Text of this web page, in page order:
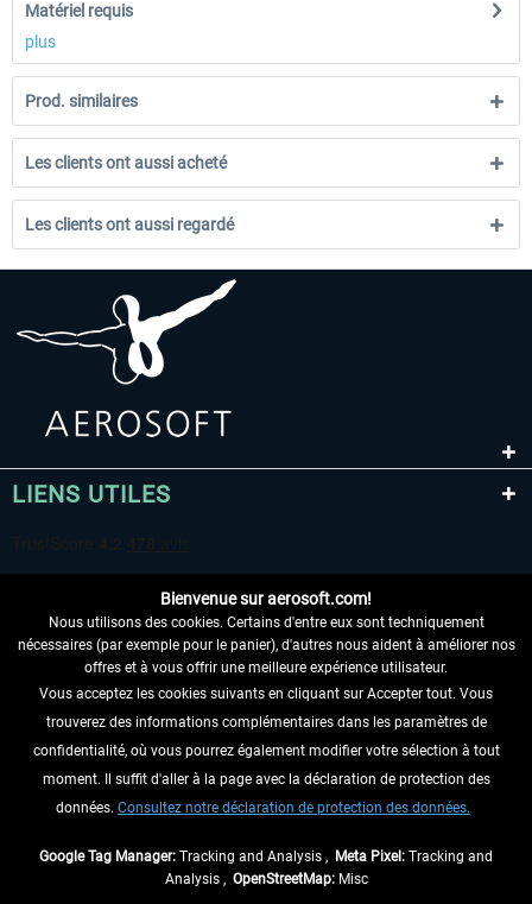
Matériel requis
plus
Prod. similaires
Les clients ont aussi acheté
Les clients ont aussi regardé
LIENS UTILES
RENONCER AU CONTRAT ICI
INFORMATIONS
NE MANQUEZ PAS LES DERNIÈRES
Bienvenue sur aerosoft.com!
Nous utilisons des cookies. Certains d'entre eux sont techniquement
nécessaires (par exemple pour le panier), d'autres nous aident à améliorer nos
offres et à vous offrir une meilleure expérience utilisateur.
Vous acceptez les cookies suivants en cliquant sur Accepter tout. Vous
trouverez des informations complémentaires dans les paramètres de
confidentialité, où vous pourrez également modifier votre sélection à tout
moment. Il suffit d'aller à la page avec la déclaration de protection des
données. Consultez notre déclaration de protection des données.
Google Tag Manager: Tracking and Analysis , Meta Pixel: Tracking and
Analysis , OpenStreetMap:Misc